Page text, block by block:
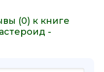
(0) к книге
-